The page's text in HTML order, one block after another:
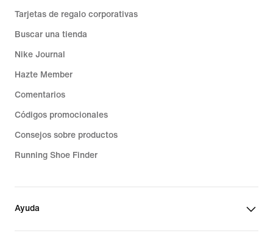
Tarjetas de regalo corporativas
Buscar una tienda
Nike Journal
Hazte Member
Comentarios
Códigos promocionales
Consejos sobre productos
Running Shoe Finder
Ayuda